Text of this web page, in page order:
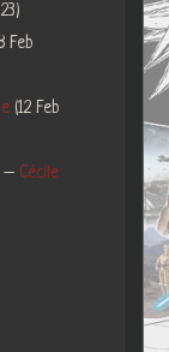
Feb
(12 Feb
– Cécile